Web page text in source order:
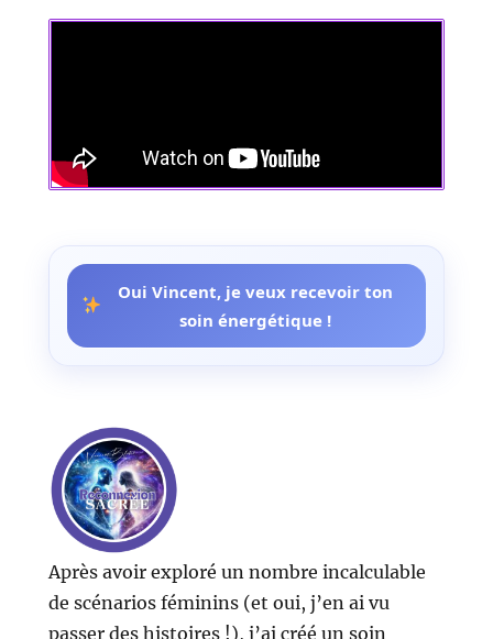
Oui Vincent, je veux recevoir ton
soin énergétique !
Après avoir exploré un nombre incalculable
de scénarios féminins (et oui, j’en ai vu
passer des histoires !), j’ai créé un soin